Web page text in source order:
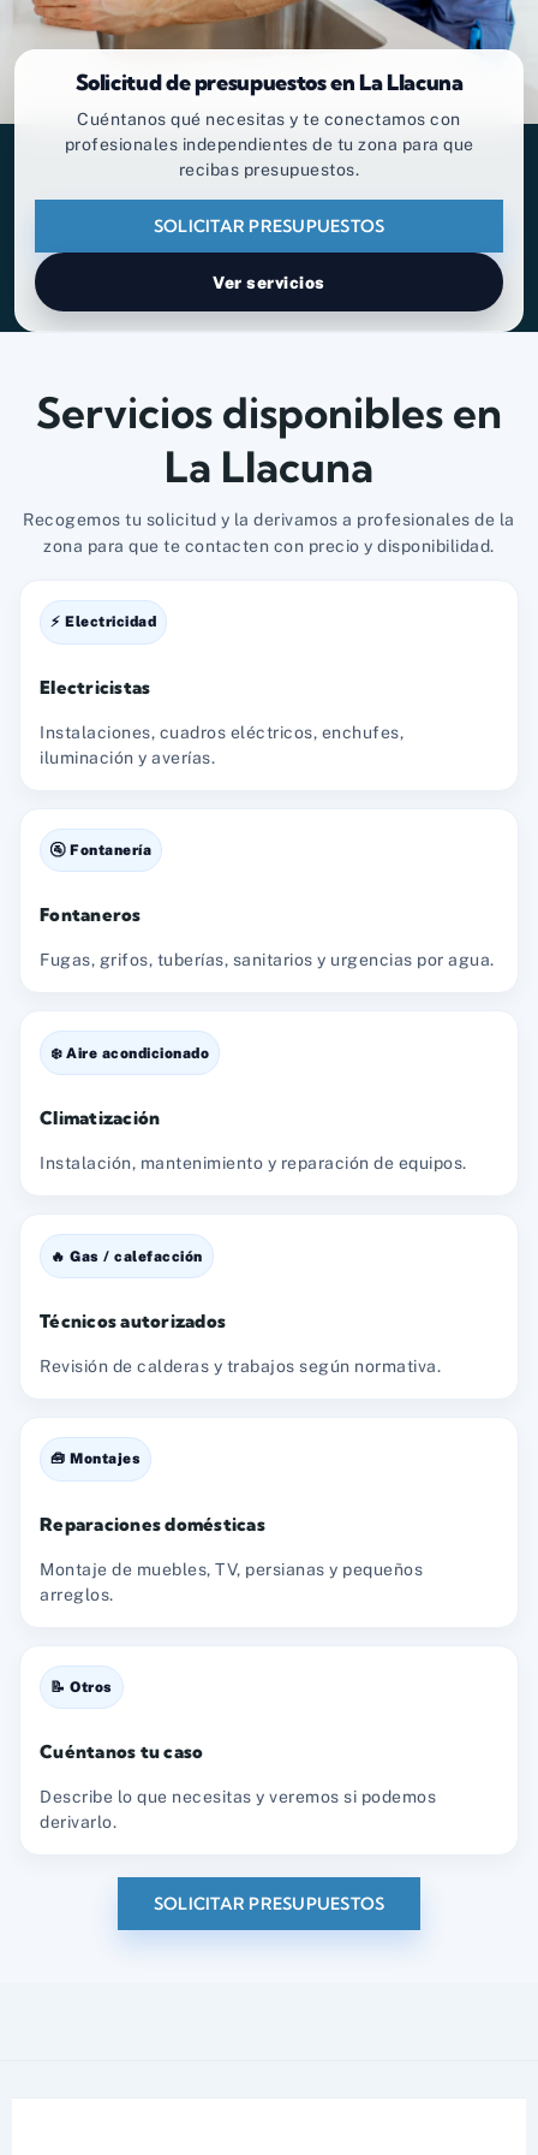
Solicitud de presupuestos en La Llacuna
Cuéntanos qué necesitas y te conectamos con
profesionales independientes de tu zona para que
recibas presupuestos.
SOLICITAR PRESUPUESTOS
Ver servicios
Servicios disponibles en
La Llacuna
Recogemos tu solicitud y la derivamos a profesionales de la
zona para que te contacten con precio y disponibilidad.
⚡ Electricidad
Electricistas
Instalaciones, cuadros eléctricos, enchufes,
iluminación y averías.
🚰 Fontanería
Fontaneros
Fugas, grifos, tuberías, sanitarios y urgencias por agua.
❄️ Aire acondicionado
Climatización
Instalación, mantenimiento y reparación de equipos.
🔥 Gas / calefacción
Técnicos autorizados
Revisión de calderas y trabajos según normativa.
🧰 Montajes
Reparaciones domésticas
Montaje de muebles, TV, persianas y pequeños
arreglos.
📝 Otros
Cuéntanos tu caso
Describe lo que necesitas y veremos si podemos
derivarlo.
SOLICITAR PRESUPUESTOS